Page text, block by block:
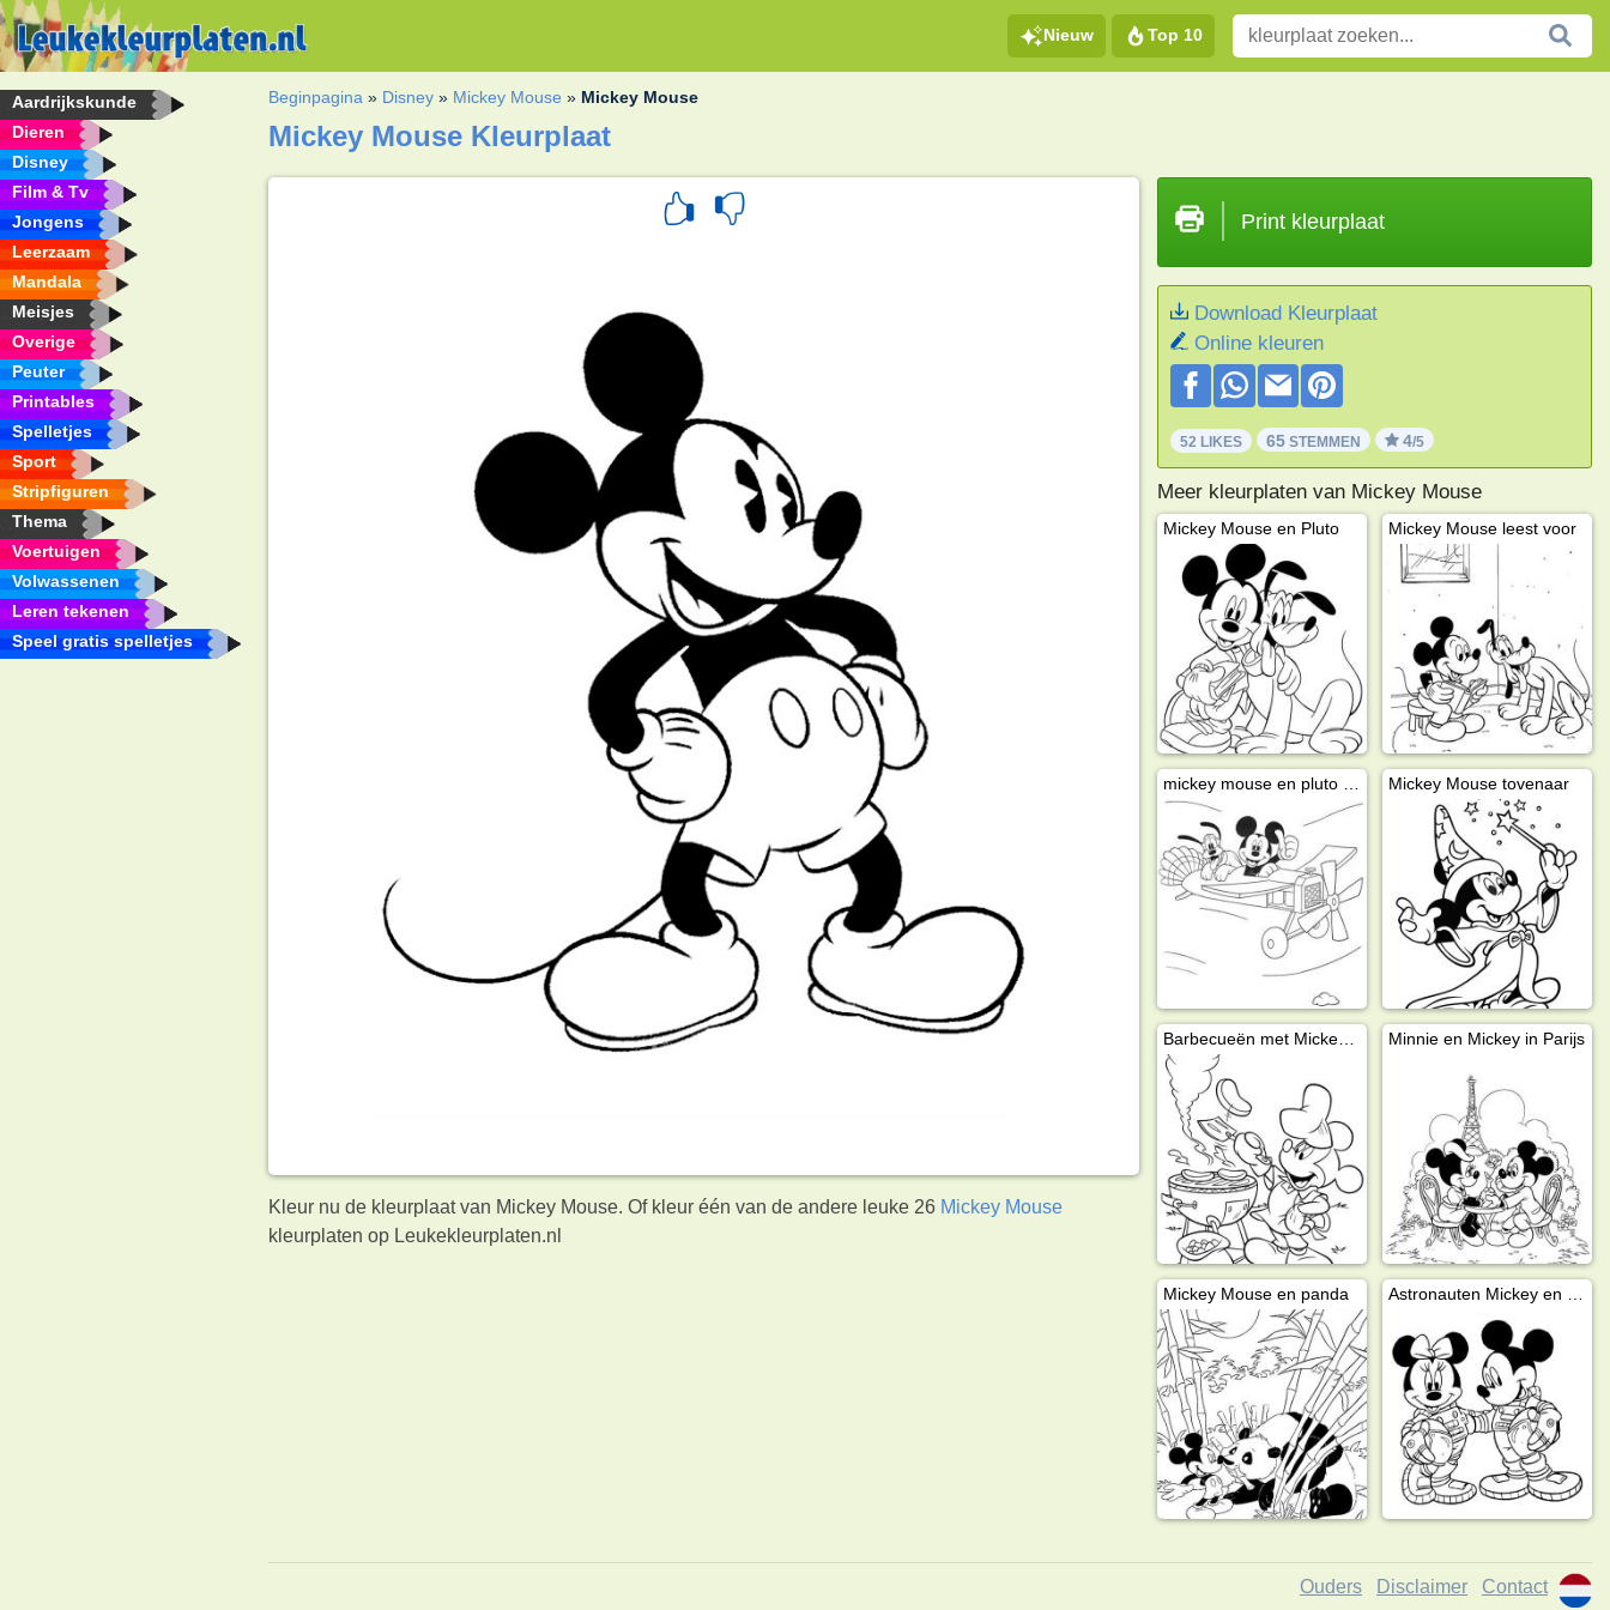
Nieuw Top 10
Aardrijkskunde
Dieren
Disney
Film & Tv
Jongens
Leerzaam
Mandala
Meisjes
Overige
Peuter
Printables
Spelletjes
Sport
Stripfiguren
Thema
Voertuigen
Volwassenen
Leren tekenen
Speel gratis spelletjes
Beginpagina » Disney » Mickey Mouse » Mickey Mouse
Mickey Mouse Kleurplaat
Kleur nu de kleurplaat van Mickey Mouse. Of kleur één van de andere leuke 26 Mickey Mouse
kleurplaten op Leukekleurplaten.nl
Print kleurplaat
Download Kleurplaat
Online kleuren
52 LIKES 65STEMMEN 4/5
Meer kleurplaten van Mickey Mouse
Mickey Mouse en Pluto Mickey Mouse leest voor
Mickey Mouse tovenaar
Barbecueën met Mickey Mouse Minnie en Mickey in Parijs
Mickey Mouse en panda
Ouders Disclaimer Contact